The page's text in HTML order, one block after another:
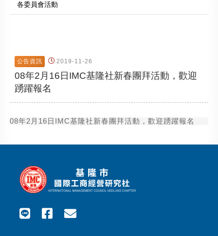
各委員會活動
公告資訊 2019-11-26
08年2月16日IMC基隆社新春團拜活動，歡迎
踴躍報名
08年2月16日IMC基隆社新春團拜活動，歡迎踴躍報名